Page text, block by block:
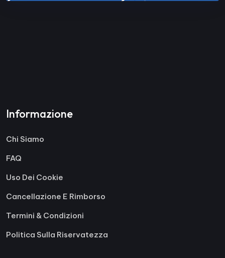
Informazione
Chi Siamo
FAQ
Uso Dei Cookie
Cancellazione E Rimborso
Termini & Condizioni
Politica Sulla Riservatezza